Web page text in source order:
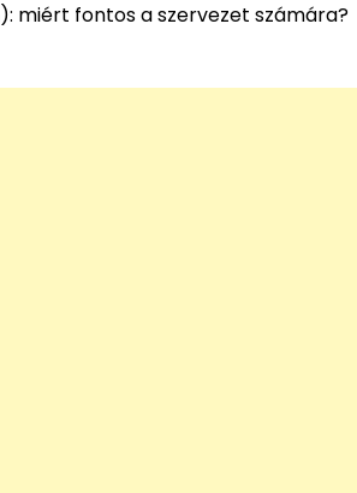
miért fontos a szervezet számára?